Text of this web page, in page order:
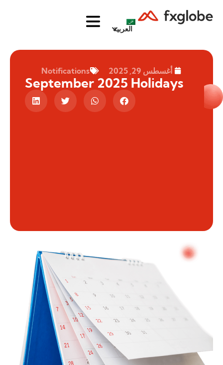
العربية
أغسطس 29, 2025 Notifications
September 2025 Holidays